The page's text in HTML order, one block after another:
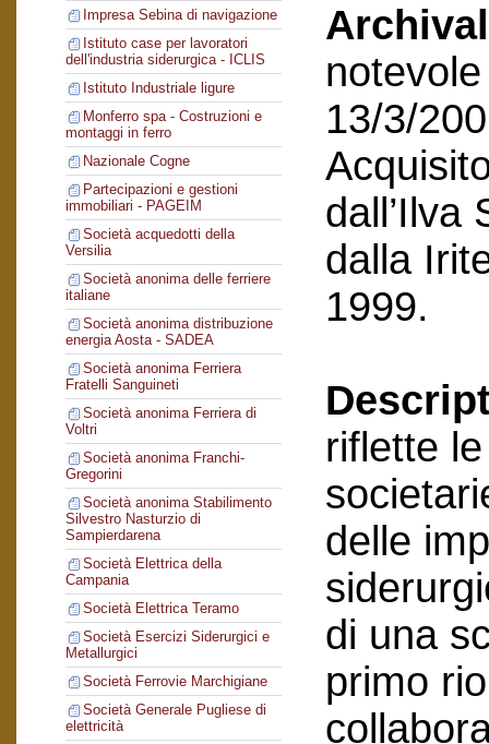
Impresa Sebina di navigazione
Istituto case per lavoratori
dell'industria siderurgica - ICLIS
Istituto Industriale ligure
Monferro spa - Costruzioni e
montaggi in ferro
Nazionale Cogne
Partecipazioni e gestioni
immobiliari - PAGEIM
Società acquedotti della
Versilia
Società anonima delle ferriere
italiane
Società anonima distribuzione
energia Aosta - SADEA
Società anonima Ferriera
Fratelli Sanguineti
Società anonima Ferriera di
Voltri
Società anonima Franchi-
Gregorini
Società anonima Stabilimento
Silvestro Nasturzio di
Sampierdarena
Società Elettrica della
Campania
Società Elettrica Teramo
Società Esercizi Siderurgici e
Metallurgici
Società Ferrovie Marchigiane
Società Generale Pugliese di
elettricità
13/3/
dall’Ilva
dalla
1999.
riflette
delle
di una
primo